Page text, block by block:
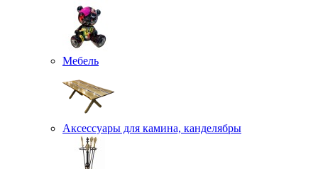
Мебель
Аксессуары для камина, канделябры